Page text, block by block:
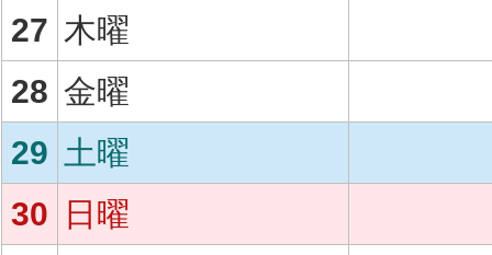
27 木曜
28 金曜
29 土曜
30 日曜